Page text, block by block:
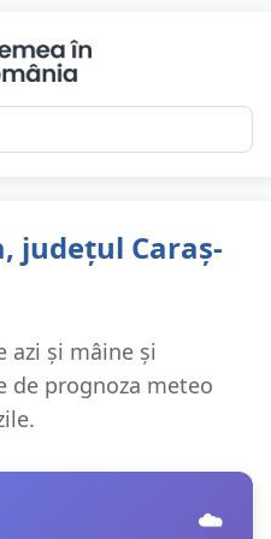
județul Caraș-
azi și mâine și
de prognoza meteo
☁️